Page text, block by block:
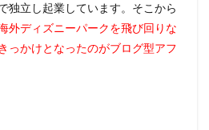
独立し起業しています。そこから
外ディズニーパークを飛び回りな
っかけとなったのがブログ型アフ